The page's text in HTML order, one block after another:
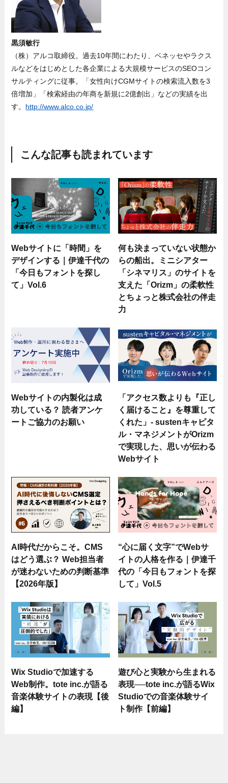
黒須敏行
（株）アルコ取締役。過去10年間にわたり、ベネッセやラクス
ルなどをはじめとした各企業による大規模サービスのSEOコン
サルティングに従事。「女性向けCGMサイトの検索流入数を3
倍増加」「検索経由の年商を新規に2億創出」などの実績を出
す。 http://www.alco.co.jp/
こんな記事も読まれています
Webサイトに「時間」を
デザインする｜伊達千代の
「今日もフォントを探し
て」Vol.6
何も決まっていない状態か
らの船出。ミニシアター
「シネマリス」のサイトを
支えた「Orizm」の柔軟性
とちょっと株式会社の伴走
力
Webサイトの内製化は成
功している？ 読者アンケ
ートご協力のお願い
「アクセス数よりも『正し
く届けること』を尊重して
くれた」- sustenキャピタ
ル・マネジメントがOrizm
で実現した、思いが伝わる
Webサイト
AI時代だからこそ。CMS
はどう選ぶ？ Web担当者
が迷わないための判断基準
【2026年版】
“心に届く文字”でWebサ
イトの人格を作る｜伊達千
代の「今日もフォントを探
して」Vol.5
Wix Studioで加速する
Web制作。tote inc.が語る
音楽体験サイトの表現【後
編】
遊び心と実験から生まれる
表現──tote inc.が語るWix
Studioでの音楽体験サイ
ト制作【前編】